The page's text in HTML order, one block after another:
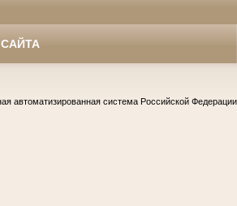
автоматизированная система Российской